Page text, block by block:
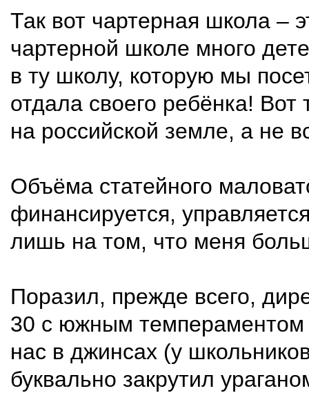
Так вот чартерная школа –
чартерной школе много
в ту школу, которую мы
отдала своего ребёнка!
на российской земле, а не
Объёма статейного
финансируется,
лишь на том, что меня
Поразил, прежде всего,
30 с южным темпераментом
нас в джинсах (у
буквально закрутил